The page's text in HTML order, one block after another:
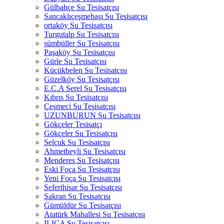
Gülbahçe Su Tesisatçısı
Sancaklıçeşmebaşı Su Tesisatçısı
ortaköy Su Tesisatçısı
Turgutalp Su Tesisatçısı
sümbüller Su Tesisatçısı
Paşaköy Su Tesisatçısı
Gürle Su Tesisatçısı
Küçükbelen Su Tesisatçısı
Güzelköy Su Tesisatçısı
E.C.A Serel Su Tesisatçısı
Kıbrıs Su Tesisatçısı
Çeşmeci Su Tesisatçısı
UZUNBURUN Su Tesisatçısı
Gökçeler Tesisatçı
Gökçeler Su Tesisatçısı
Selçuk Su Tesisatçısı
Ahmetbeyli Su Tesisatçısı
Menderes Su Tesisatçısı
Eski Foça Su Tesisatçısı
Yeni Foça Su Tesisatçısı
Seferihisar Su Tesisatçısı
Şakran Su Tesisatçısı
Gümüldür Su Tesisatçısı
Atatürk Mahallesi Su Tesisatçısı